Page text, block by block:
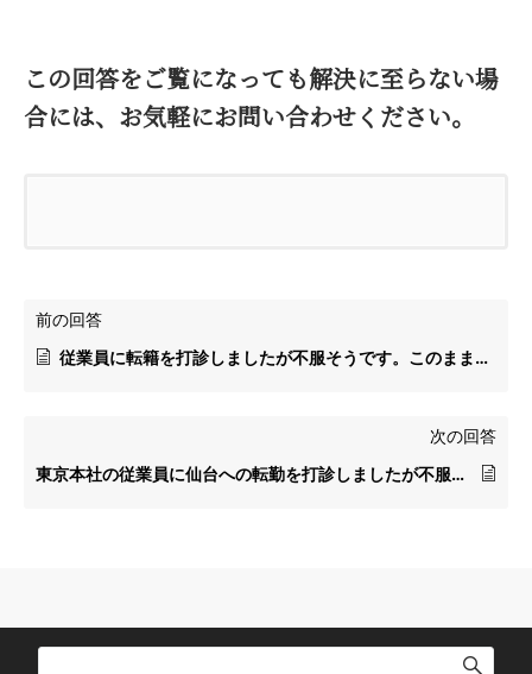
この回答をご覧になっても解決に至らない場
合には、お気軽にお問い合わせください。
前の回答
従業員に転籍を打診しましたが不服そうです。このまま転籍命令を出しても良いですか？
次の回答
東京本社の従業員に仙台への転勤を打診しましたが不服そうです。業務上必要ですのでこのまま転勤命令を出しても問題ありませんか。